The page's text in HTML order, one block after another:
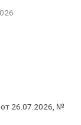
26.07.2026, №